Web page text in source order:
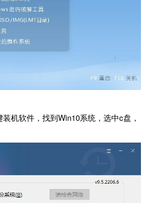
机软件，找到Win10系统，选中c盘，